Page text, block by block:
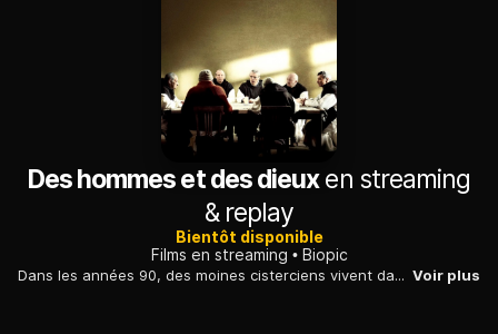
Des hommes et des dieuxen streaming
& replay
Bientôt disponible
Films en streaming
Biopic
Dans les années 90, des moines cisterciens vivent dans un prieuré d'un village isolé au milieu des montagnes algériennes... Voir plus